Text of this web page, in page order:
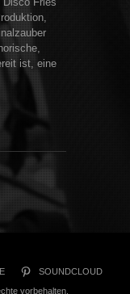
ist, eine
SOUNDCLOUD
vorbehalten.